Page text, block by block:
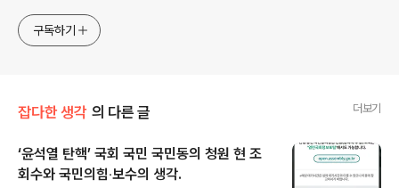
구독하기
잡다한 생각 의 다른 글 더보기
‘윤석열 탄핵’ 국회 국민 국민동의 청원 현 조
회수와 국민의힘‧보수의 생각.